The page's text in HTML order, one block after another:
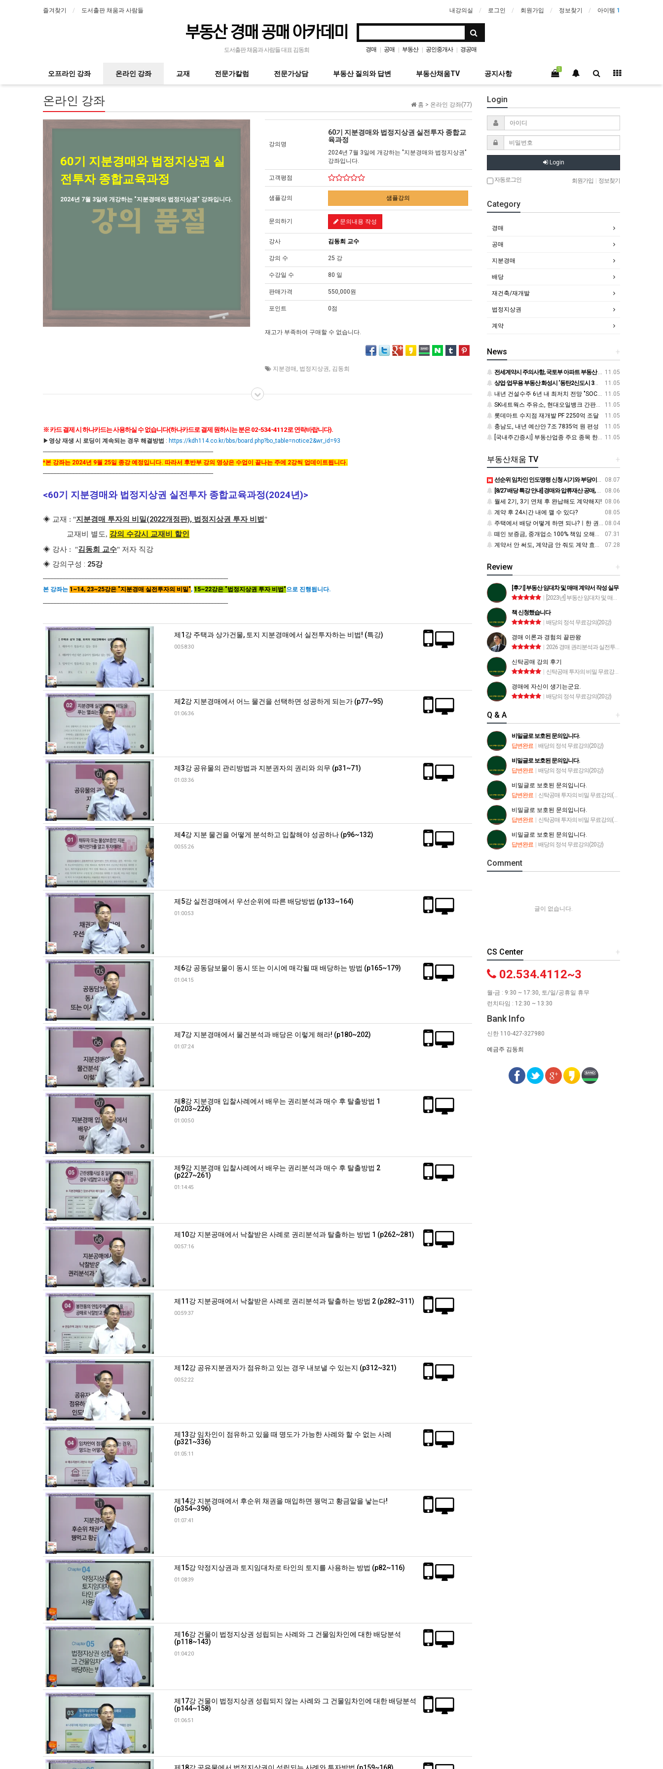
즐겨찾기 도서출판 채움과 사람들 내강의실 로그인 회원가입 정보찾기 아이템 1
부동산 경매 공매 아카데미
도서출판 채움과 사람들 대표 김동희 경매 | 공매 | 부동산 | 공인중개사 | 경공매
1
오프라인 강좌 온라인 강좌 교재 전문가칼럼 전문가상담 부동산 질의와 답변 부동산채움TV 공지사항
홈 > 온라인 강좌(77)
온라인 강좌
60기 지분경매와 법정지상권 실
전투자 종합교육과정
2024년 7월 3일에 개강하는 "지분경매와 법정지상권" 강좌입니다.
강의명
60기 지분경매와 법정지상권 실전투자 종합교
육과정
2024년 7월 3일에 개강하는 "지분경매와 법정지상권"
강좌입니다.
고객평점
샘플강의 샘플강의
문의하기 문의내용 작성
강사 김동희 교수
강의 수 25 강
수강일 수 80 일
판매가격 550,000원
포인트 0점
재고가 부족하여 구매할 수 없습니다.
지분경매, 법정지상권 , 김동희
※ 카드 결제 시 하나카드는 사용하실 수 없습니다(하나카드로 결제 원하시는 분은 02-534-4112로 연락바랍니다).
▶ 영상 재생 시 로딩이 계속되는 경우 해결방법 : https://kdh114.co.kr/bbs/board.php?bo_table=notice2&wr_id=93
-------------------------------------------------------------------------------------------------------------------
*본 강좌는 2024년 9월 25일 종강 예정입니다. 따라서 후반부 강의 영상은 수업이 끝나는 주에 2강씩 업데이트됩니다.
-------------------------------------------------------------------------------------------------------------------
<60기 지분경매와 법정지상권 실전투자 종합교육과정(2024년)>
◈ 교재 : "지분경매 투자의 비밀(2022개정판), 법정지상권 투자 비법"
교재비 별도, 강의 수강시 교재비 할인
◈ 강사 : "김동희 교수" 저자 직강
◈ 강의구성 : 25강
-----------------------------------------------------------------------------------------------------------------------------
본 강좌는 1~14, 23~25강은 "지분경매 실전투자의 비밀", 15~22강은 "법정지상권 투자 비법"으로 진행됩니다.
-----------------------------------------------------------------------------------------------------------------------------
제1강 주택과 상가건물, 토지 지분경매에서 실전투자하는 비법!​ (특강)
00:58:30
제2강 지분경매에서 어느 물건을 선택하면 성공하게 되는가 (p77~95)
01:06:36
제3강 공유물의 관리방법과 지분권자의 권리와 의무 (p31~71)
01:03:36
제4강 지분 물건을 어떻게 분석하고 입찰해야 성공하나 (p96~132)
00:55:26
제5강 실전경매에서 우선순위에 따른 배당방법 (p133~164)
01:00:53
제6강 공동담보물이 동시 또는 이시에 매각될 때 배당하는 방법 (p165~179)
01:04:15
제7강 지분경매에서 물건분석과 배당은 이렇게 해라! (p180~202)
01:07:24
제8강 지분경매 입찰사례에서 배우는 권리분석과 매수 후 탈출방법 1
(p203~226)
01:00:50
제9강 지분경매 입찰사례에서 배우는 권리분석과 매수 후 탈출방법 2
(p227~261)
01:14:45
제10강 지분공매에서 낙찰받은 사례로 권리분석과 탈출하는 방법 1 (p262~281)
00:57:16
제11강 지분공매에서 낙찰받은 사례로 권리분석과 탈출하는 방법 2 (p282~311)
00:59:37
제12강 공유지분권자가 점유하고 있는 경우 내보낼 수 있는지 (p312~321)
00:52:22
제13강 임차인이 점유하고 있을 때 명도가 가능한 사례와 할 수 없는 사례
(p321~336)
01:05:11
제14강 지분경매에서 후순위 채권을 매입하면 꿩먹고 황금알을 낳는다!
(p354~396)
01:07:41
제15강 약정지상권과 토지임대차로 타인의 토지를 사용하는 방법 (p82~116)
01:08:39
제16강 건물이 법정지상권 성립되는 사례와 그 건물임차인에 대한 배당분석
(p118~143)
01:04:20
제17강 건물이 법정지상권 성립되지 않는 사례와 그 건물임차인에 대한 배당분석
(p144~158)
01:06:51
제18강 공유물에서 법정지상권이 성립되는 사례와 투자방법 (p159~168)
Login
Login
자동로그인 회원가입 정보찾기
Category
경매
공매
지분경매
배당
재건축/재개발
법정지상권
계약
+
News
11.05
전세계약시 주의사항, 국토부 아파트 부동산 실거래가 조회 필수! 전입신고 하는법과 확정일자 받는법도
11.05
상업·업무용 부동산 화성시 ‘동탄2신도시 3차 동원로얄듀크 비스타스퀘어’ 눈길
11.05
내년 건설수주 6년 내 최저치 전망 "SOC예산 늘려야"
11.05
SK네트웍스 주유소, 현대오일뱅크 간판으로…서울 주유소 지도 어떻게 바뀌나
11.05
롯데마트 수지점 재개발 PF 2250억 조달
11.05
충남도, 내년 예산안 7조 7835억 원 편성
11.05
[국내주간증시] 부동산업종 주요 종목 한국자산신탁 -0.15%·신라섬유 -0.26%·한국토지신탁 -0.45% 순
+
부동산채움 TV
08.07
선순위 임차인 인도명령 신청 시기와 부당이득 반환 시점ㅣ한 권으로 끝내는 배당의 정석
08.06
[8/27 배당 특강 안내] 경매와 압류재산 공매, 신탁재산 공매에서 우선순위에 따른 배당 방법
08.06
월세 2기, 3기 연체 후 완납해도 계약해지!
08.05
계약 후 24시간 내에 깰 수 있다?
08.04
주택에서 배당 어떻게 하면 되나?ㅣ한 권으로 끝내는 배당의 정석
07.31
떼인 보증금, 중개업소 100% 책임 오해와 보상 청구!ㅣ부동산 재테크 상식 사전
07.28
계약서 안 써도, 계약금 안 줘도 계약 효력이 있다?ㅣ부동산 재테크 상식 사전
+
Review
[후기] 부동산 임대차 및 매매 계약서 작성 실무
| [2023년] 부동산 임대차 및 매매 계약서 작성 실무
책 신청했습니다
| 배당의 정석 무료강의(20강)
경매 이론과 경험의 끝판왕
| 2026 경매 권리분석과 실전투자 종합교육과정
신탁공매 강의 후기
| 신탁공매 투자의 비밀 무료강의(9강)
경매에 자신이 생기는군요.
| 배당의 정석 무료강의(20강)
+
Q & A
비밀글로 보호된 문의입니다.
답변완료 | 배당의 정석 무료강의(20강)
비밀글로 보호된 문의입니다.
답변완료 | 배당의 정석 무료강의(20강)
비밀글로 보호된 문의입니다.
답변완료 | 신탁공매 투자의 비밀 무료강의(9강)
비밀글로 보호된 문의입니다.
답변완료 | 신탁공매 투자의 비밀 무료강의(9강)
비밀글로 보호된 문의입니다.
답변완료 | 배당의 정석 무료강의(20강)
Comment
글이 없습니다.
+
CS Center
02.534.4112~3
월-금 : 9:30 ~ 17:30, 토/일/공휴일 휴무
런치타임 : 12:30 ~ 13:30
Bank Info
신한 110-427-327980
예금주 김동희